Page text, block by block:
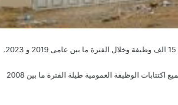
وأضاف في تدوينة له على الفيسبوك، إن هذا العدد تجاوز جميع اكتتابات الوظيفة العمومية طيلة الفترة ما بين 2008